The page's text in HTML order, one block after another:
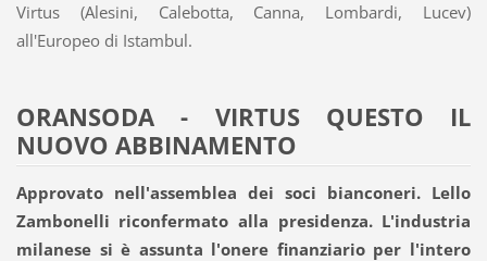
Virtus (Alesini, Calebotta, Canna, Lombardi, Lucev)
all'Europeo di Istambul.
ORANSODA - VIRTUS QUESTO IL
NUOVO ABBINAMENTO
Approvato nell'assemblea dei soci bianconeri. Lello
Zambonelli riconfermato alla presidenza. L'industria
milanese si è assunta l'onere finanziario per l'intero